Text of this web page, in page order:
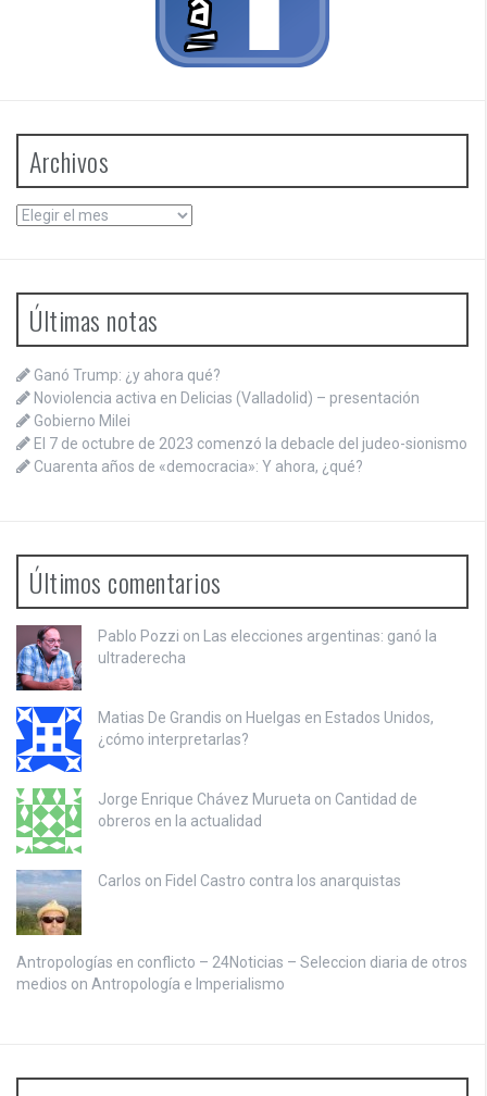
Archivos
Archivos
Últimas notas
Ganó Trump: ¿y ahora qué?
Noviolencia activa en Delicias (Valladolid) – presentación
Gobierno Milei
El 7 de octubre de 2023 comenzó la debacle del judeo-sionismo
Cuarenta años de «democracia»: Y ahora, ¿qué?
Últimos comentarios
Pablo Pozzi on Las elecciones argentinas: ganó la
ultraderecha
Matias De Grandis on Huelgas en Estados Unidos,
¿cómo interpretarlas?
Jorge Enrique Chávez Murueta on Cantidad de
obreros en la actualidad
Carlos on Fidel Castro contra los anarquistas
Antropologías en conflicto – 24Noticias – Seleccion diaria de otros
medios on Antropología e Imperialismo